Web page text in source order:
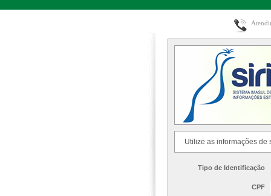
Utilize as informações de
Tipo de Identificação
CPF